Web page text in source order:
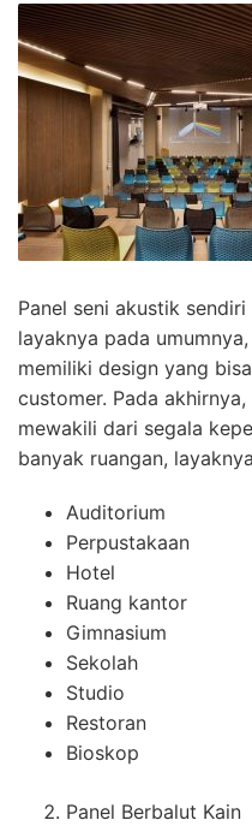
Panel seni akustik
layaknya pada
memiliki design yang
customer. Pada
mewakili dari segala
banyak ruangan,
Auditorium
Perpustakaan
Hotel
Ruang kantor
Gimnasium
Sekolah
Studio
Restoran
Bioskop
Panel Berbalut Kain